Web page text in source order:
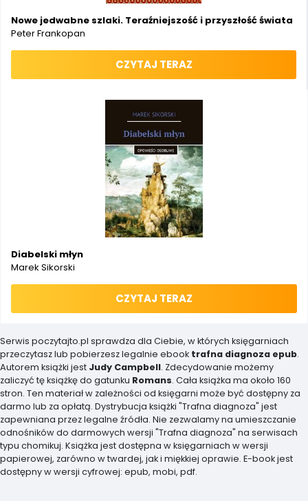
Nowe jedwabne szlaki. Teraźniejszość i przyszłość świata
Peter Frankopan
CZYTAJ TERAZ
Diabelski młyn
Marek Sikorski
CZYTAJ TERAZ
Serwis poczytajto.pl sprawdza dla Ciebie, w których księgarniach
przeczytasz lub pobierzesz legalnie ebook trafna diagnoza epub.
Autorem książki jest Judy Campbell. Zdecydowanie możemy
zaliczyć tę książkę do gatunku Romans. Cała książka ma około 160
stron. Ten materiał w zależności od księgarni może być dostępny za
darmo lub za opłatą. Dystrybucja książki "Trafna diagnoza" jest
zapewniana przez legalne źródła. Nie zezwalamy na umieszczanie
odnośników do darmowych wersji "Trafna diagnoza" na serwisach
typu chomikuj. Książka jest dostępna w księgarniach w wersji
papierowej, zarówno w twardej, jak i miękkiej oprawie. E-book jest
dostępny w wersji cyfrowej: epub, mobi, pdf.